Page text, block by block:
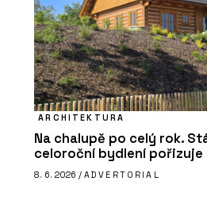
ARCHITEKTURA
Na chalupě po celý rok.
celoroční bydlení pořizuje
8. 6. 2026 / ADVERTORIAL